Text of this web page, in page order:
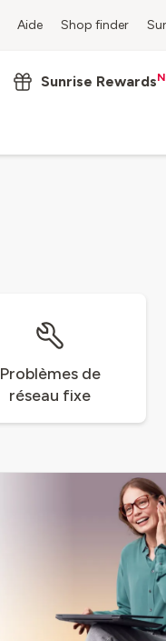
Aide Shop finder
Sunrise Rewards
Problèmes de
réseau fixe